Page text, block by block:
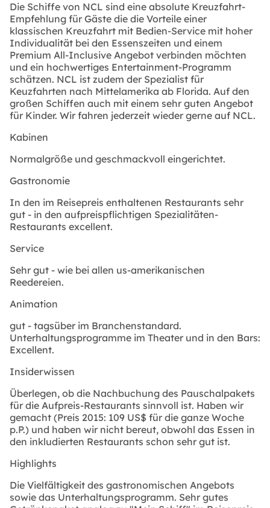
Die Schiffe von NCL sind eine absolute Kreuzfahrt-
Empfehlung für Gäste die die Vorteile einer
klassischen Kreuzfahrt mit Bedien-Service mit hoher
Individualität bei den Essenszeiten und einem
Premium All-Inclusive Angebot verbinden möchten
und ein hochwertiges Entertainment-Programm
schätzen. NCL ist zudem der Spezialist für
Keuzfahrten nach Mittelamerika ab Florida. Auf den
großen Schiffen auch mit einem sehr guten Angebot
für Kinder. Wir fahren jederzeit wieder gerne auf NCL.
Kabinen
Normalgröße und geschmackvoll eingerichtet.
Gastronomie
In den im Reisepreis enthaltenen Restaurants sehr
gut - in den aufpreispflichtigen Spezialitäten-
Restaurants excellent.
Service
Sehr gut - wie bei allen us-amerikanischen
Reedereien.
Animation
gut - tagsüber im Branchenstandard.
Unterhaltungsprogramme im Theater und in den Bars:
Excellent.
Insiderwissen
Überlegen, ob die Nachbuchung des Pauschalpakets
für die Aufpreis-Restaurants sinnvoll ist. Haben wir
gemacht (Preis 2015: 109 US$ für die ganze Woche
p.P.) und haben wir nicht bereut, obwohl das Essen in
den inkludierten Restaurants schon sehr gut ist.
Highlights
Die Vielfältigkeit des gastronomischen Angebots
sowie das Unterhaltungsprogramm. Sehr gutes